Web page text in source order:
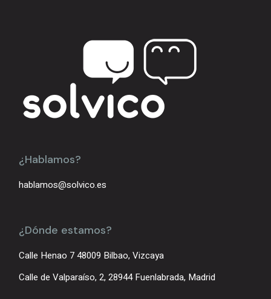
¿Hablamos?
hablamos@solvico.es
¿Dónde estamos?
Calle Henao 7 48009 Bilbao, Vizcaya
Calle de Valparaíso, 2, 28944 Fuenlabrada, Madrid